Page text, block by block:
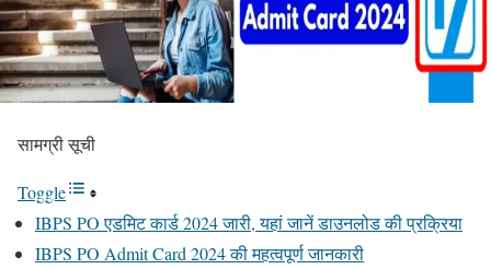
सामग्री सूची
Toggle
IBPS PO एडमिट कार्ड 2024 जारी, यहां जानें डाउनलोड की प्रक्रिया
IBPS PO Admit Card 2024 की महत्वपूर्ण जानकारी